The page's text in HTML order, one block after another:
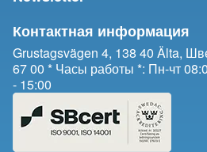
Контактная информация
Grustagsvägen 4, 138 40 Älta,
67 00 * Часы работы *: Пн-чт
- 15:00